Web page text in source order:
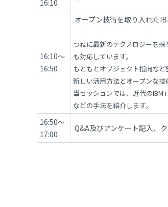
16:10
16:10～
16:50
オープン技術を取り入れた
つねに最新のテクノロジーを
も対応しています。
もともとオブジェクト指向など
新しい活用方法とオープンな技
当セッションでは、近代のIBM
などの手法を紹介します。
16:50～
17:00
Q&A及びアンケート記入、